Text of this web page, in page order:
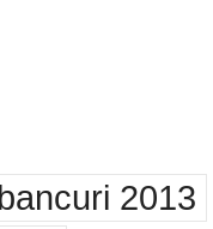
bancuri 2013